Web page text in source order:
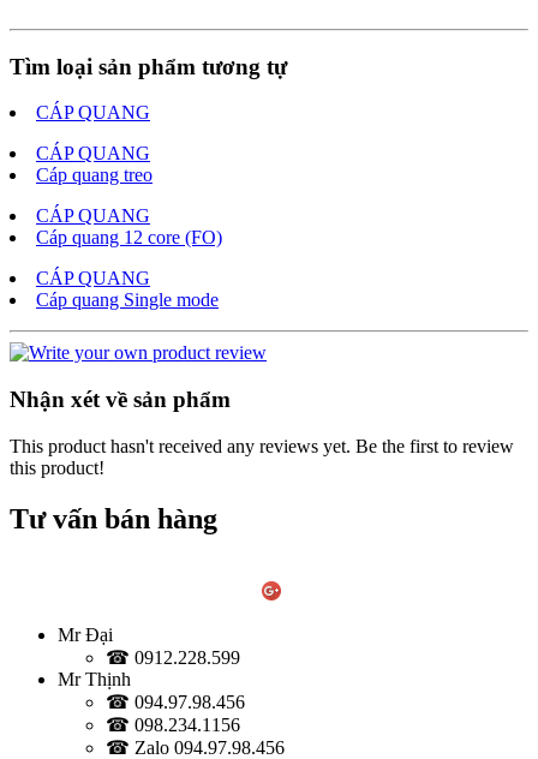
Tìm loại sản phẩm tương tự
CÁP QUANG
CÁP QUANG
Cáp quang treo
CÁP QUANG
Cáp quang 12 core (FO)
CÁP QUANG
Cáp quang Single mode
Nhận xét về sản phẩm
This product hasn't received any reviews yet. Be the first to review
this product!
Tư vấn bán hàng
Mr Đại
☎ 0912.228.599
Mr Thịnh
☎ 094.97.98.456
☎ 098.234.1156
☎ Zalo 094.97.98.456